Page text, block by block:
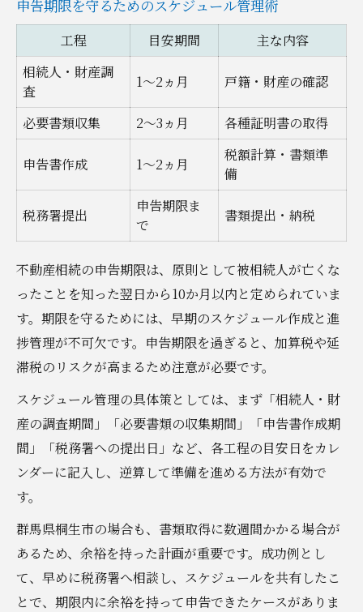
申告期限を守るためのスケジュール管理術
工程 目安期間
主な内容
相続人・財産調
査
1～2ヵ月 戸籍・財産の確認
必要書類収集 2～3ヵ月 各種証明書の取得
申告書作成 1～2ヵ月
税額計算・書類準
備
税務署提出
申告期限ま
で
書類提出・納税
不動産相続の申告期限は、原則として被相続人が亡くな
ったことを知った翌日から10か月以内と定められていま
す。期限を守るためには、早期のスケジュール作成と進
捗管理が不可欠です。申告期限を過ぎると、加算税や延
滞税のリスクが高まるため注意が必要です。
スケジュール管理の具体策としては、まず「相続人・財
産の調査期間」「必要書類の収集期間」「申告書作成期
間」「税務署への提出日」など、各工程の目安日をカレ
ンダーに記入し、逆算して準備を進める方法が有効で
す。
群馬県桐生市の場合も、書類取得に数週間かかる場合が
あるため、余裕を持った計画が重要です。成功例とし
て、早めに税務署へ相談し、スケジュールを共有したこ
とで、期限内に余裕を持って申告できたケースがありま